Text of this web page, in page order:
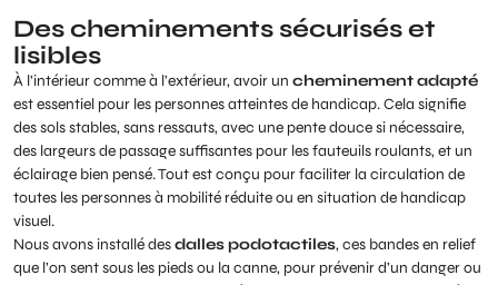
Des cheminements sécurisés et
lisibles
À l’intérieur comme à l’extérieur, avoir un cheminement adapté
est essentiel pour les personnes atteintes de handicap. Cela signifie
des sols stables, sans ressauts, avec une pente douce si nécessaire,
des largeurs de passage suffisantes pour les fauteuils roulants, et un
éclairage bien pensé. Tout est conçu pour faciliter la circulation de
toutes les personnes à mobilité réduite ou en situation de handicap
visuel.
Nous avons installé desdalles podotactiles, ces bandes en relief
que l’on sent sous les pieds ou la canne, pour prévenir d’un danger ou